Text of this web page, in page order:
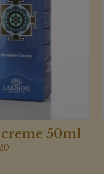
50ml